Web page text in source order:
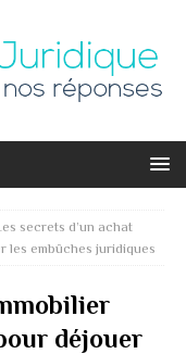
secrets d’un achat
les embûches juridiques
déjouer